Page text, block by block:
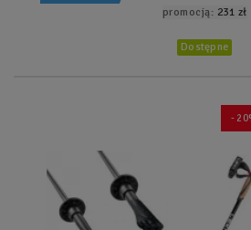
promocją: 231 zł
Dostępne
-